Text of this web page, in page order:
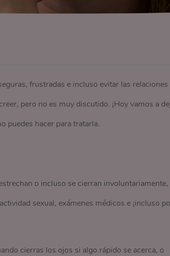
frustradas e incluso evitar las relaciones
pero no es muy discutido. ¡Hoy vamos a
puedes hacer para tratarla.
o incluso se cierran involuntariamente,
sexual, exámenes médicos e ¡incluso
cierras los ojos si algo rápido se acerca, o